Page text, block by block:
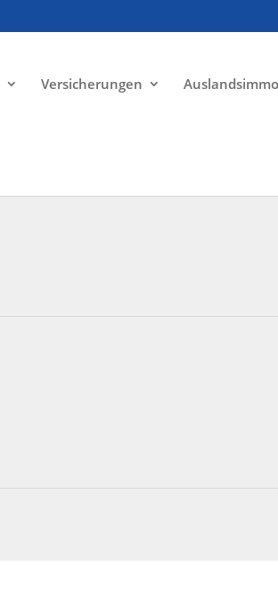
Versicherungen